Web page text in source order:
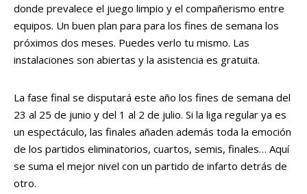
donde prevalece el juego limpio y el compañerismo entre
equipos. Un buen plan para para los fines de semana los
próximos dos meses. Puedes verlo tu mismo. Las
instalaciones son abiertas y la asistencia es gratuita.
La fase final se disputará este año los fines de semana del
23 al 25 de junio y del 1 al 2 de julio. Si la liga regular ya es
un espectáculo, las finales añaden además toda la emoción
de los partidos eliminatorios, cuartos, semis, finales… Aquí
se suma el mejor nivel con un partido de infarto detrás de
otro.